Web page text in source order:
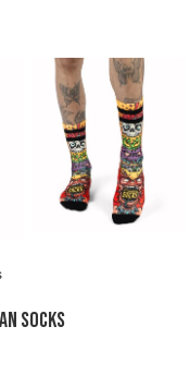
Socks